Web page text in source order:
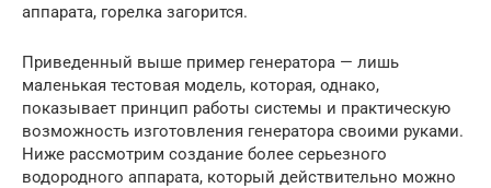
аппарата, горелка загорится.
Приведенный выше пример генератора — лишь
маленькая тестовая модель, которая, однако,
показывает принцип работы системы и практическую
возможность изготовления генератора своими руками.
Ниже рассмотрим создание более серьезного
водородного аппарата, который действительно можно